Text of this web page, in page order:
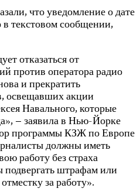
что уведомление о дате
в текстовом сообщении,
отказаться от
против оператора радио
и прекратить
освещавших акции
Навального, которые
– заявила в Нью-Йорке
программы КЗЖ по Европе
должны иметь
работу без страха
штрафам или
за работу».